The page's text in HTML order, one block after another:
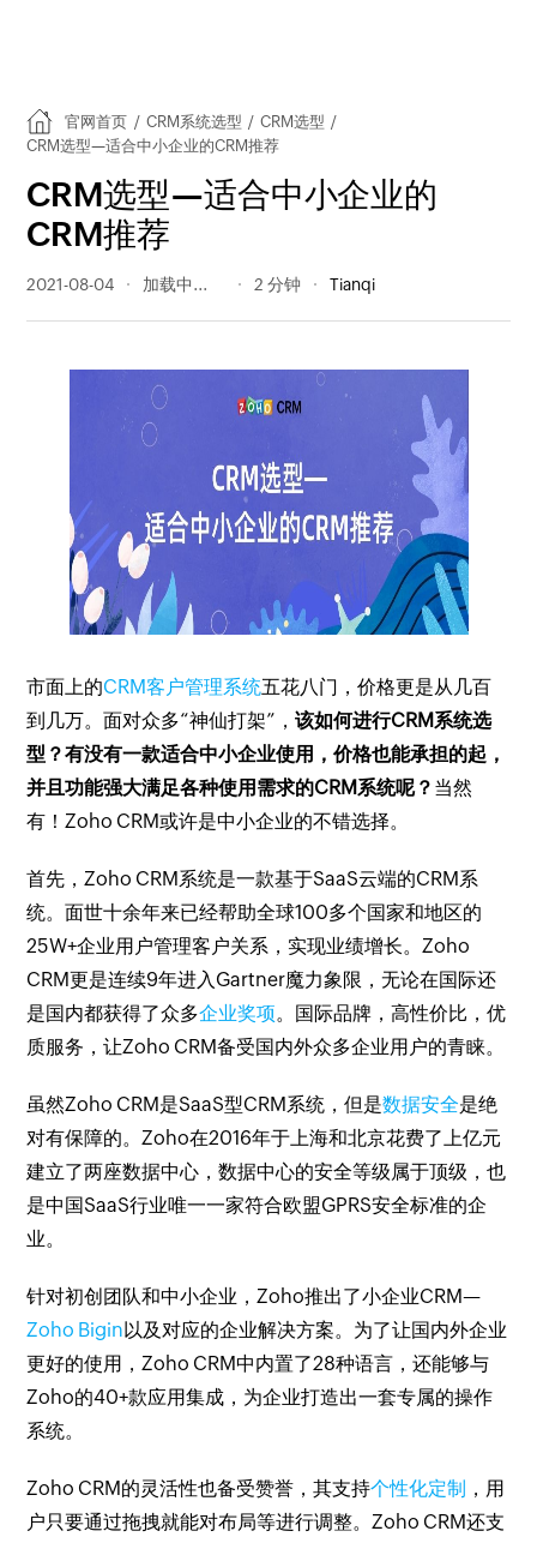
官网首页 / CRM系统选型 / CRM选型 /
CRM选型—适合中小企业的CRM推荐
CRM选型—适合中小企业的
CRM推荐
2021-08-04 344 阅读量 2 分钟 Tianqi
市面上的CRM客户管理系统五花八门，价格更是从几百
到几万。面对众多“神仙打架”，该如何进行CRM系统选
型？有没有一款适合中小企业使用，价格也能承担的起，
并且功能强大满足各种使用需求的CRM系统呢？ 当然
有！Zoho CRM或许是中小企业的不错选择。
首先，Zoho CRM系统是一款基于SaaS云端的CRM系
统。面世十余年来已经帮助全球100多个国家和地区的
25W+企业用户管理客户关系，实现业绩增长。Zoho
CRM更是连续9年进入Gartner魔力象限，无论在国际还
是国内都获得了众多企业奖项。国际品牌，高性价比，优
质服务，让Zoho CRM备受国内外众多企业用户的青睐。
虽然Zoho CRM是SaaS型CRM系统，但是数据安全是绝
对有保障的。Zoho在2016年于上海和北京花费了上亿元
建立了两座数据中心，数据中心的安全等级属于顶级，也
是中国SaaS行业唯一一家符合欧盟GPRS安全标准的企
业。
针对初创团队和中小企业，Zoho推出了小企业CRM—
Zoho Bigin以及对应的企业解决方案。为了让国内外企业
更好的使用，Zoho CRM中内置了28种语言，还能够与
Zoho的40+款应用集成，为企业打造出一套专属的操作
系统。
Zoho CRM的灵活性也备受赞誉，其支持个性化定制 ，用
户只要通过拖拽就能对布局等进行调整。Zoho CRM还支